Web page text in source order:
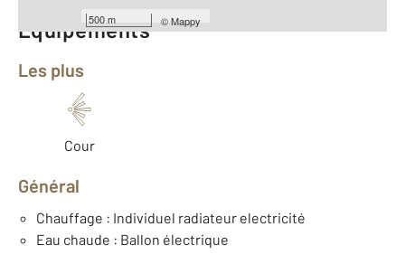
500 m ©Mappy
Équipements
Les plus
Cour
Général
Chauffage : Individuel radiateur electricité
Eau chaude : Ballon électrique